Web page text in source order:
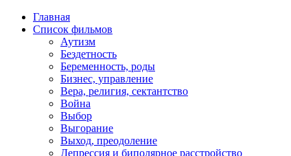
Главная
Список фильмов
Аутизм
Бездетность
Беременность, роды
Бизнес, управление
Вера, религия, сектантство
Война
Выбор
Выгорание
Выход, преодоление
Депрессия и биполярное расстройство